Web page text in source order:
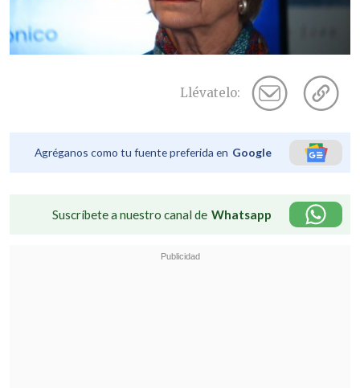
Llévatelo:
Agréganos como tu fuente preferida en Google
Suscríbete a nuestro canal de Whatsapp